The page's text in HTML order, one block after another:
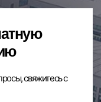
свяжитесь с